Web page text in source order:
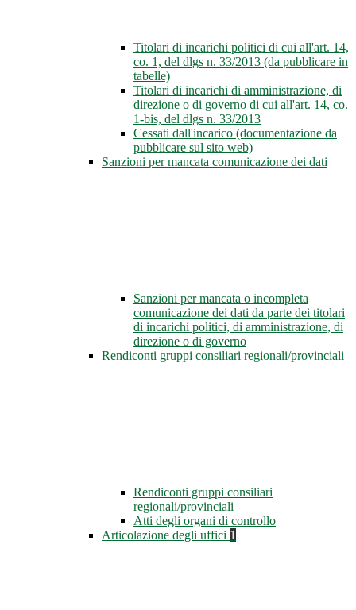
Titolari di incarichi politici di cui all'art. 14,
co. 1, del dlgs n. 33/2013 (da pubblicare in
tabelle)
Titolari di incarichi di amministrazione, di
direzione o di governo di cui all'art. 14, co.
1-bis, del dlgs n. 33/2013
Cessati dall'incarico (documentazione da
pubblicare sul sito web)
Sanzioni per mancata comunicazione dei dati
Sanzioni per mancata o incompleta
comunicazione dei dati da parte dei titolari
di incarichi politici, di amministrazione, di
direzione o di governo
Rendiconti gruppi consiliari regionali/provinciali
Rendiconti gruppi consiliari
regionali/provinciali
Atti degli organi di controllo
Articolazione degli uffici 1